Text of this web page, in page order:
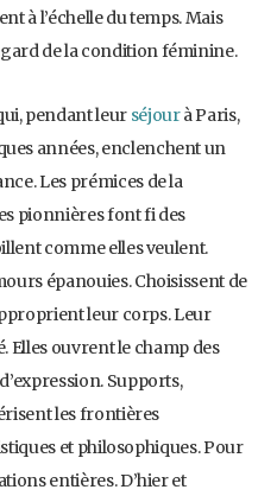
à l’échelle du temps. Mais
de la condition féminine.
pendant leur séjourà Paris,
années, enclenchent un
Les prémices de la
pionnières font fi des
comme elles veulent.
épanouies. Choisissent de
leur corps. Leur
Elles ouvrent le champ des
Supports,
les frontières
et philosophiques. Pour
entières. D’hier et